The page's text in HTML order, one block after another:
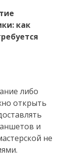
как
либо
открыть
и
не